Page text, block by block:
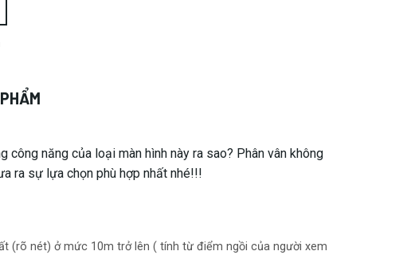
công năng của loại màn hình này ra sao? Phân vân không
ra sự lựa chọn phù hợp nhất nhé!!!
(rõ nét) ở mức 10m trở lên ( tính từ điểm ngồi của người xem